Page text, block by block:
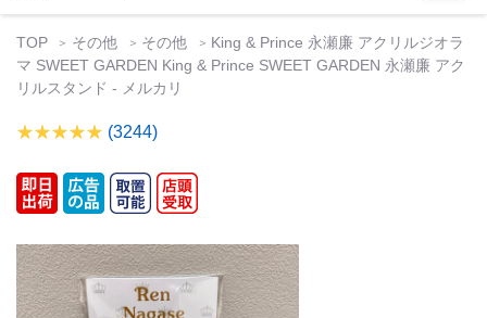
TOP その他 その他
King & Prince 永瀬廉 アクリルジオラ
マ SWEET GARDEN King & Prince SWEET GARDEN 永瀬廉 アク
リルスタンド - メルカリ
(3244)